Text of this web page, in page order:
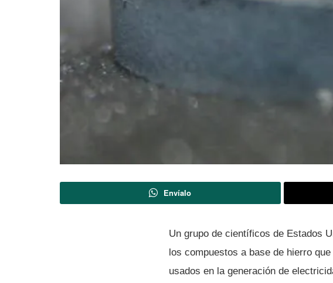
Envíalo
Un grupo de cientí­ficos de Estados
los compuestos a base de hierro
usados en la generación de